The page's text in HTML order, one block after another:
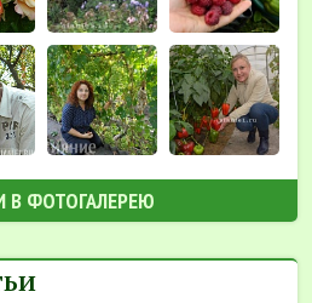
В ФОТОГАЛЕРЕЮ